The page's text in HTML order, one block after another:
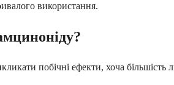
використання.
побічні ефекти, хоча